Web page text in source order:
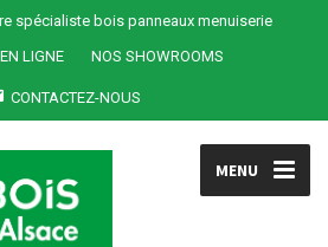
spécialiste bois panneaux menuiserie
LIGNE
NOS SHOWROOMS
CONTACTEZ-NOUS
MENU